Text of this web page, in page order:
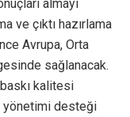
almayı
ve çıktı hazırlama
Avrupa, Orta
sağlanacak.
kalitesi
yönetimi desteği